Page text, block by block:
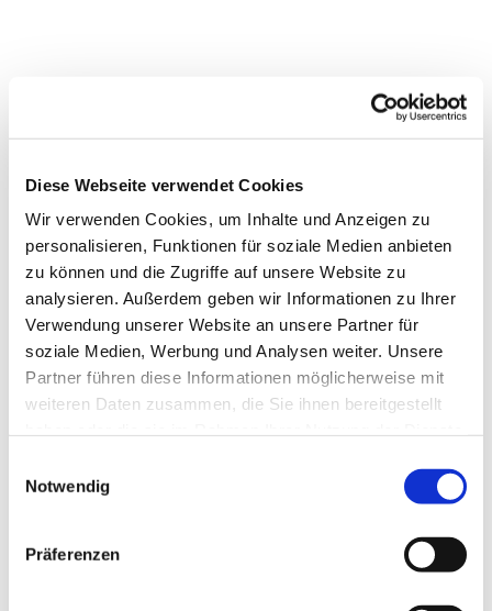
Diese Webseite verwendet Cookies
Wir verwenden Cookies, um Inhalte und Anzeigen zu
personalisieren, Funktionen für soziale Medien anbieten
zu können und die Zugriffe auf unsere Website zu
analysieren. Außerdem geben wir Informationen zu Ihrer
Verwendung unserer Website an unsere Partner für
soziale Medien, Werbung und Analysen weiter. Unsere
Partner führen diese Informationen möglicherweise mit
weiteren Daten zusammen, die Sie ihnen bereitgestellt
Notwendig
Präferenzen
Dies könnte Sie auch
interessieren